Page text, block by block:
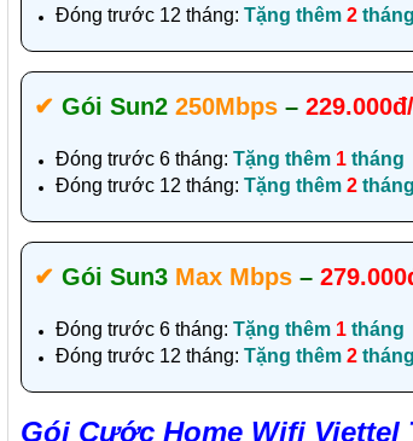
Đóng trước 12 tháng: Tặng thêm 2 tháng
✔‎ Gói Sun2 250Mbps –
Đóng trước 6 tháng: Tặng thêm 1 tháng
Đóng trước 12 tháng: Tặng thêm 2 tháng
✔‎ Gói Sun3 Max Mbps –
Đóng trước 6 tháng: Tặng thêm 1 tháng
Đóng trước 12 tháng: Tặng thêm 2 tháng
Gói Cước Home Wifi Viettel